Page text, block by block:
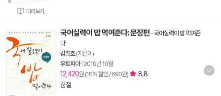
미리보기
국어실력이 밥 먹여준다: 문장편 -국어실력이 밥 먹여준
다
김철호(지은이)
유토피아| 2010년 10월
12,420원 (10% 할인 / 690원)
8.8
품절